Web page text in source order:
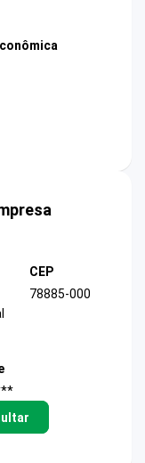
CEP
78885-000